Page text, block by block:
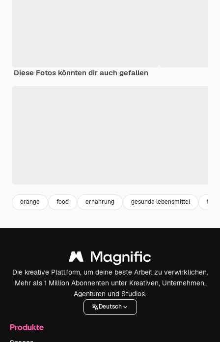
Diese Fotos könnten dir auch gefallen
orange food ernährung gesunde lebensmittel
Die kreative Plattform, um deine beste Arbeit zu verwirklichen.
Mehr als 1 Million Abonnenten unter Kreativen, Unternehmen,
Agenturen und Studios.
Deutsch
Produkte